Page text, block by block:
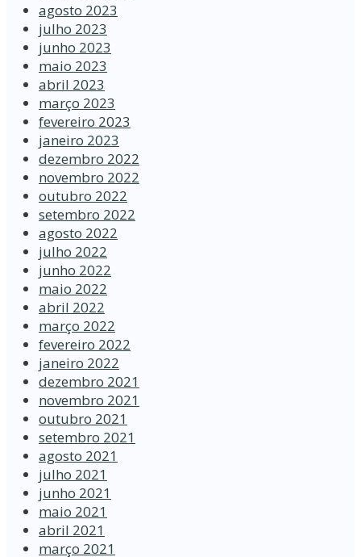
agosto 2023
julho 2023
junho 2023
maio 2023
abril 2023
março 2023
fevereiro 2023
janeiro 2023
dezembro 2022
novembro 2022
outubro 2022
setembro 2022
agosto 2022
julho 2022
junho 2022
maio 2022
abril 2022
março 2022
fevereiro 2022
janeiro 2022
dezembro 2021
novembro 2021
outubro 2021
setembro 2021
agosto 2021
julho 2021
junho 2021
maio 2021
abril 2021
março 2021